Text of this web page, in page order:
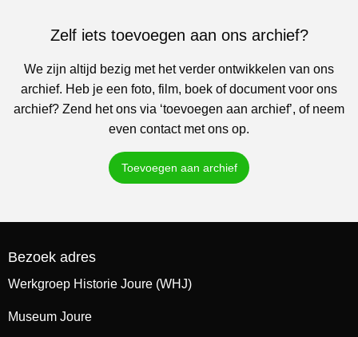
Zelf iets toevoegen aan ons archief?
We zijn altijd bezig met het verder ontwikkelen van ons
archief. Heb je een foto, film, boek of document voor ons
archief? Zend het ons via ‘toevoegen aan archief’, of neem
even contact met ons op.
Toevoegen aan archief
Bezoek adres
Werkgroep Historie Joure (WHJ)
Museum Joure